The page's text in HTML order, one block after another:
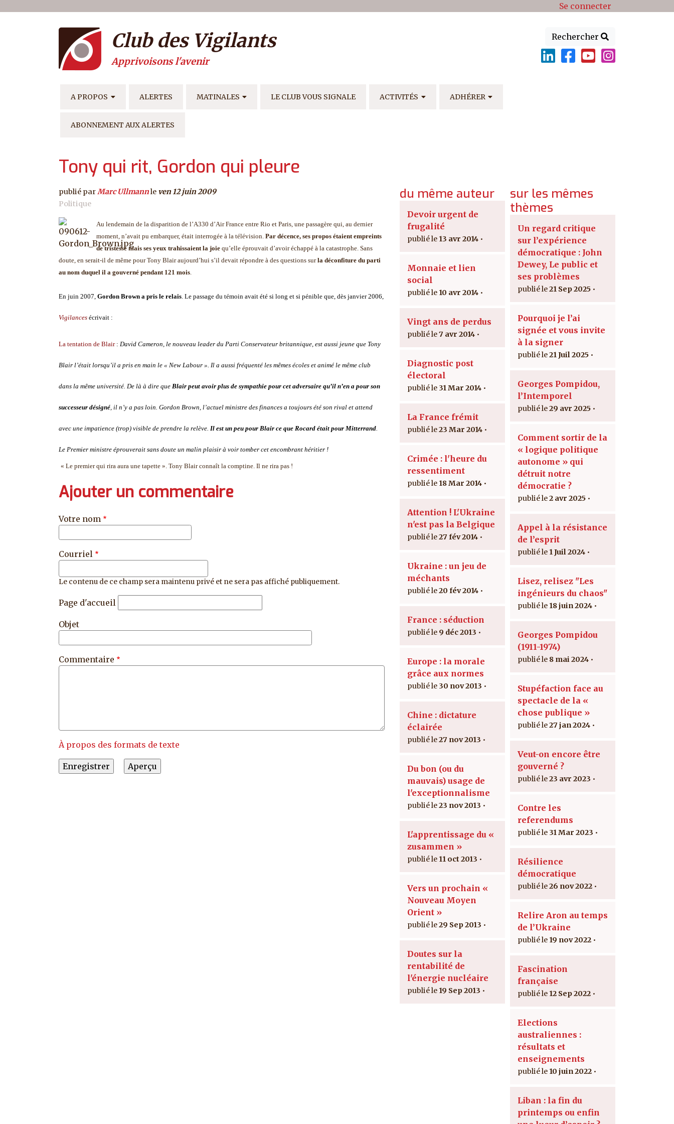
Menu du compte de l'utilisateur Se connecter
Rechercher
Club des Vigilants
Apprivoisons l'avenir
NAVIGATION PRINCIPALE
A PROPOS ALERTES MATINALES LE CLUB VOUS SIGNALE ACTIVITÉS ADHÉRER
ABONNEMENT AUX ALERTES
Tony qui rit, Gordon qui pleure
publié par Marc Ullmannle ven 12 juin 2009
Politique
Au lendemain de la disparition de l’A330 d’Air France entre Rio et Paris, une passagère qui, au dernier
moment, n’avait pu embarquer, était interrogée à la télévision. Par décence, ses propos étaient empreints
de tristesse mais ses yeux trahissaient la joie qu’elle éprouvait d’avoir échappé à la catastrophe. Sans
doute, en serait-il de même pour Tony Blair aujourd’hui s’il devait répondre à des questions surla déconfiture du parti
au nom duquel il a gouverné pendant 121 mois
En juin 2007, Gordon Brown a pris le relais. Le passage du témoin avait été si long et si pénible que, dès janvier 2006,
Vigilances écrivait :
La tentation de Blair : David Cameron, le nouveau leader du Parti Conservateur britannique, est aussi jeune que Tony
Blair l’était lorsqu’il a pris en main le « New Labour ». Il a aussi fréquenté les mêmes écoles et animé le même club
dans la même université. De là à dire que Blair peut avoir plus de sympathie pour cet adversaire qu’il n’en a pour son
successeur désigné , il n’y a pas loin. Gordon Brown, l’actuel ministre des finances a toujours été son rival et attend
avec une impatience (trop) visible de prendre la relève. Il est un peu pour Blair ce que Rocard était pour Mitterrand
Le Premier ministre éprouverait sans doute un malin plaisir à voir tomber cet encombrant héritier !
« Le premier qui rira aura une tapette ». Tony Blair connaît la comptine. Il ne rira pas !
Ajouter un commentaire
Votre nom
Courriel
Le contenu de ce champ sera maintenu privé et ne sera pas affiché publiquement.
Page d'accueil
Objet
Commentaire
À propos des formats de texte
du même auteur
Devoir urgent de
frugalité
13 avr 2014
Monnaie et lien
social
10 avr 2014
Vingt ans de perdus
7 avr 2014
Diagnostic post
électoral
31 Mar 2014
La France frémit
23 Mar 2014
Crimée : l'heure du
ressentiment
18 Mar 2014
Attention ! L'Ukraine
n'est pas la Belgique
27 fév 2014
Ukraine : un jeu de
méchants
20 fév 2014
France : séduction
9 déc 2013
Europe : la morale
grâce aux normes
30 nov 2013
Chine : dictature
éclairée
27 nov 2013
Du bon (ou du
mauvais) usage de
l'exceptionnalisme
23 nov 2013
L'apprentissage du «
zusammen »
11 oct 2013
Vers un prochain «
Nouveau Moyen
Orient »
29 Sep 2013
Doutes sur la
rentabilité de
l'énergie nucléaire
19 Sep 2013
sur les mêmes
thèmes
Un regard critique
sur l’expérience
démocratique : John
Dewey, Le public et
ses problèmes
21 Sep 2025
Pourquoi je l’ai
signée et vous invite
à la signer
21 Juil 2025
Georges Pompidou,
l’Intemporel
29 avr 2025
Comment sortir de la
« logique politique
autonome » qui
détruit notre
démocratie ?
2 avr 2025
Appel à la résistance
de l’esprit
1 Juil 2024
Lisez, relisez "Les
ingénieurs du chaos"
18 juin 2024
Georges Pompidou
(1911-1974)
8 mai 2024
Stupéfaction face au
spectacle de la «
chose publique »
27 jan 2024
Veut-on encore être
gouverné ?
23 avr 2023
Contre les
referendums
31 Mar 2023
Résilience
démocratique
26 nov 2022
Relire Aron au temps
de l’Ukraine
19 nov 2022
Fascination
française
12 Sep 2022
Elections
australiennes :
résultats et
enseignements
10 juin 2022
Liban : la fin du
printemps ou enfin